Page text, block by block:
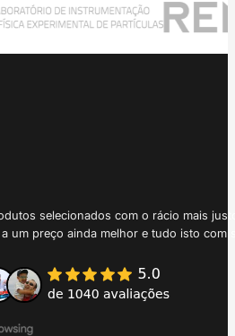
selecionados com o rácio mais
um preço ainda melhor e tudo isto